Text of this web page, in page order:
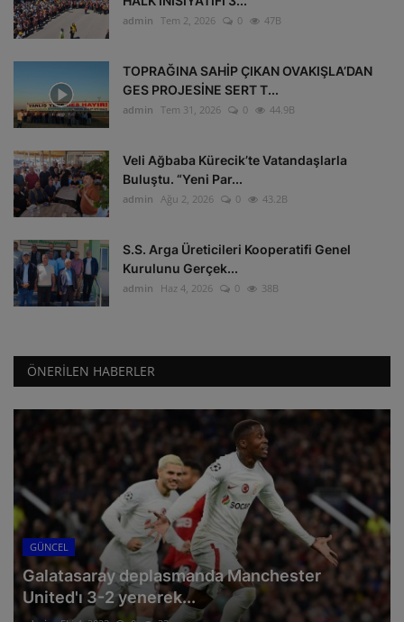
admin Tem 2, 2026 0 47B
TOPRAĞINA SAHİP ÇIKAN OVAKIŞLA’DAN
GES PROJESİNE SERT T...
admin Tem 31, 2026 0 44.9B
Veli Ağbaba Kürecik’te Vatandaşlarla
Buluştu. “Yeni Par...
admin Ağu 2, 2026 0 43.2B
S.S. Arga Üreticileri Kooperatifi Genel
Kurulunu Gerçek...
admin Haz 4, 2026 0 38B
ÖNERILEN HABERLER
GÜNCEL
Galatasaray deplasmanda Manchester
United'ı 3-2 yenerek...